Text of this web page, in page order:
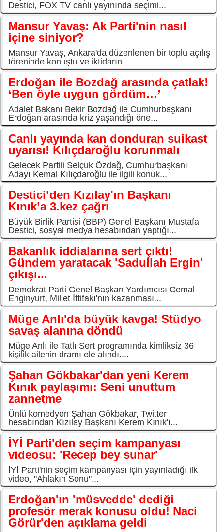
Destici, FOX TV canlı yayınında seçimi...
Mansur Yavaş: Ak Parti'nin nasıl
içine siniyor?
Mansur Yavaş, Ankara'da düzenlenen bir toplu açılış
töreninde konuştu ve iktidarın...
Erdoğan ile Bozdağ arasında çatlak!
‘Ben öyle uygun gördüm…’
Adalet Bakanı Bekir Bozdağ ile Cumhurbaşkanı
Erdoğan arasında kriz yaşandığı öne...
Canlı yayında kan donduran suikast
uyarısı! Kılıçdaroğlu korunmalı
Gelecek Partili Selçuk Özdağ, Cumhurbaşkanı
Adayı Kemal Kılıçdaroğlu ile ilgili konuk...
Destici’den Kızılay'ın Başkanı
Kınık’a 3.kez çağrı
Büyük Birlik Partisi (BBP) Genel Başkanı Mustafa
Destici, sosyal medya hesabından yaptığı...
Bakanlık iddialarına sert çıktı!
Gündem yaratacak 'Sadullah Ergin'
çıkışı...
Demokrat Parti Genel Başkan Yardımcısı Cemal
Enginyurt, Millet İttifakı'nın kazanması...
Müge Anlı'da büyük kavga! Stüdyo
savaş alanına döndü
Müge Anlı ile Tatlı Sert programında kimliksiz 36
kişilik ailenin dramı ele alındı....
Şahan Gökbakar'dan yeni Kerem
Kınık paylaşımı: Seni unuttum
zannetme
Ünlü komedyen Şahan Gökbakar, Twitter
hesabından Kızılay Başkanı Kerem Kınık'ı...
İYİ Parti'den seçim kampanyası
videosu: 'Recep bey sunar'
İYİ Parti'nin seçim kampanyası için yayınladığı ilk
video, "Ahlakın Sonu"...
Erdoğan'ın 'müsvedde' dediği
profesör merak konusu oldu! Naci
Görür'den açıklama geldi